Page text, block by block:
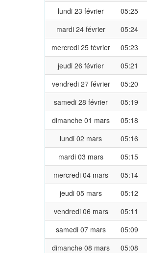
lundi 23 février
05:25
mardi 24 février
05:24
mercredi 25 février
05:23
jeudi 26 février
05:21
vendredi 27 février
05:20
samedi 28 février
05:19
dimanche 01 mars
05:18
lundi 02 mars
05:16
mardi 03 mars
05:15
mercredi 04 mars
05:14
jeudi 05 mars
05:12
vendredi 06 mars
05:11
samedi 07 mars
05:09
dimanche 08 mars
05:08